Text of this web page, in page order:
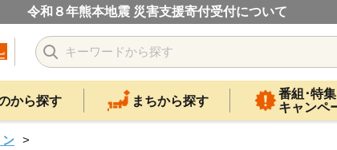
令和８年熊本地震 災害支援寄付受付について
から探す まちから探す
番組･特集
キャンペ
ン